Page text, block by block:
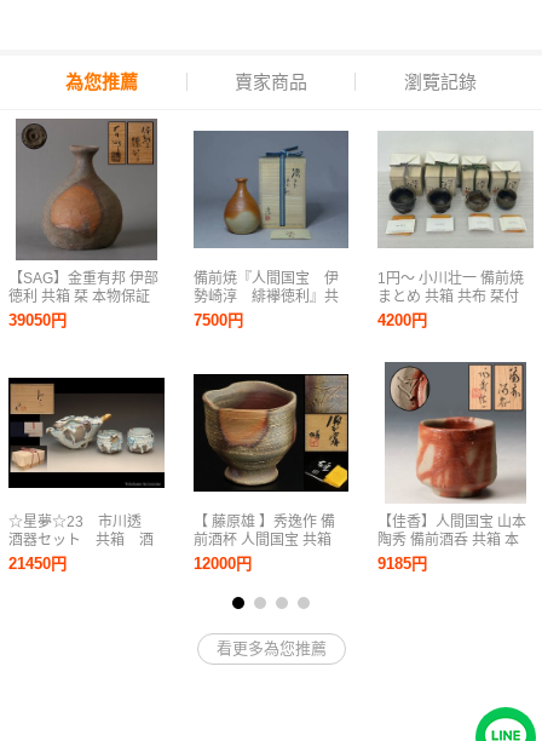
為您推薦 賣家商品 瀏覽記錄
【SAG】金重有邦 伊部
徳利 共箱 栞 本物保証
39050円
☆星夢☆23 市川透
酒器セット 共箱 酒
器 （師：隠崎隆一）
21450円
備前焼『人間国宝 伊
勢崎淳 緋襷徳利』共
箱 本物保証品 検/酒
器ぐい呑徳利
7500円
【 藤原雄 】秀逸作 備
前酒杯 人間国宝 共箱
保証
12000円
1円～ 小川壮一 備前焼
まとめ 共箱 共布 栞付
き ぐいみ 酒盃 酒器 酒
杯 備前酒呑 陶器 陶芸
4200円
【佳香】人間国宝 山本
陶秀 備前酒呑 共箱 本
物保証
9185円
看更多為您推薦